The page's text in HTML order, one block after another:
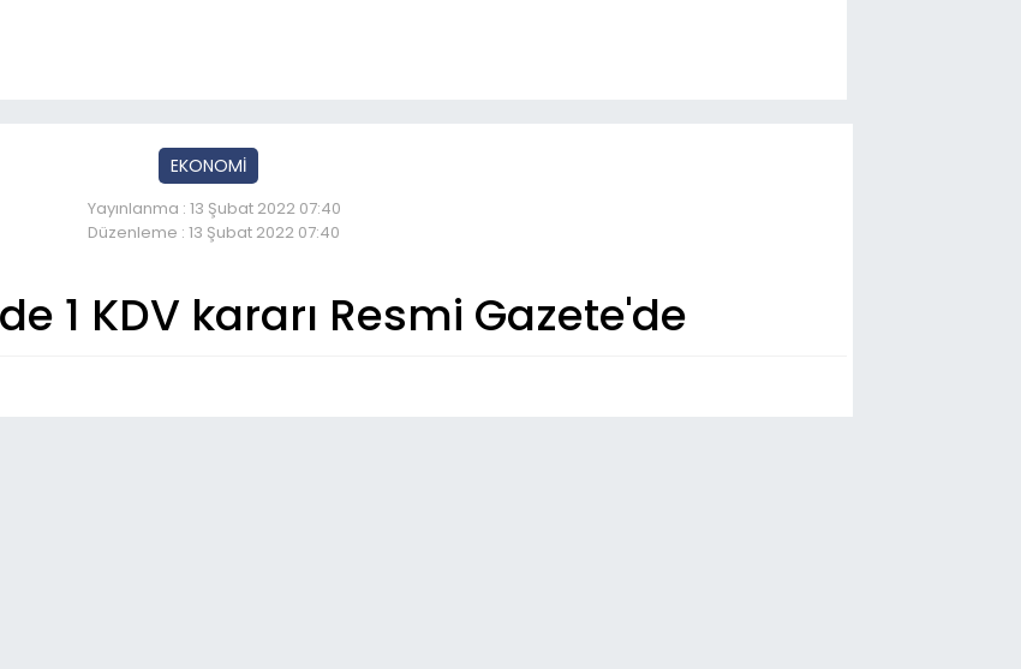
EKONOMİ
Yayınlanma : 13 Şubat 2022 07:40
Düzenleme : 13 Şubat 2022 07:40
1 KDV kararı Resmi Gazete'de